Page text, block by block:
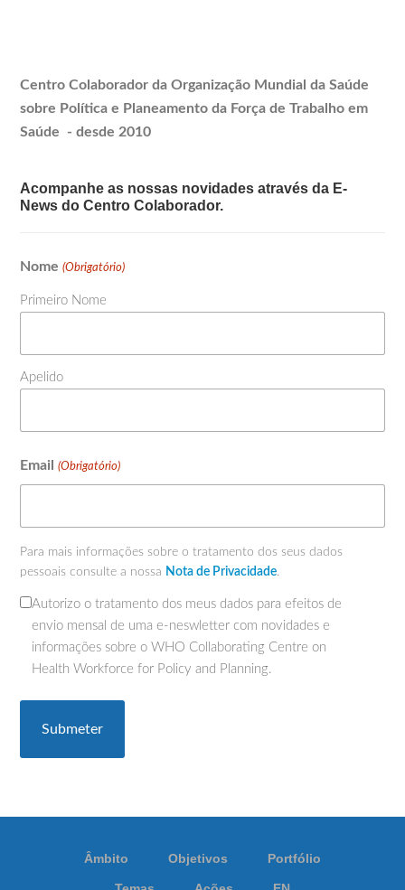
Centro Colaborador da Organização Mundial da Saúde
sobre Política e Planeamentoda Força de Trabalho em
Saúde - desde 2010
Acompanhe as nossas novidades através da E-
News do Centro Colaborador.
Nome (Obrigatório)
Primeiro Nome
Apelido
Email (Obrigatório)
Para mais informações sobre o tratamento dos seus dados
pessoais consulte a nossa Nota de Privacidade.
(Obrigatório)
Autorizo o tratamento dos meus dados para efeitos de
envio mensal de uma e-neswletter com novidades e
informações sobre o WHO Collaborating Centre on
Health Workforce for Policy and Planning.
Âmbito Objetivos Portfólio